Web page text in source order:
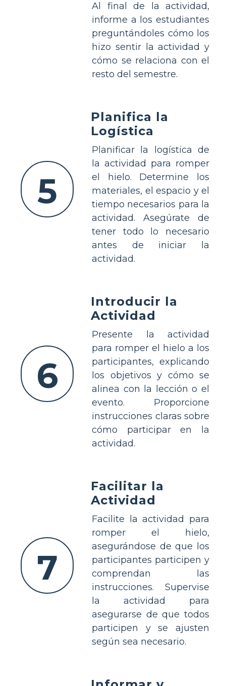
Al final de la actividad,
informe a los estudiantes
preguntándoles cómo los
hizo sentir la actividad y
cómo se relaciona con el
resto del semestre.
5
Planifica la
Logística
Planificar la logística de
la actividad para romper
el hielo. Determine los
materiales, el espacio y el
tiempo necesarios para la
actividad. Asegúrate de
tener todo lo necesario
antes de iniciar la
actividad.
6
Introducir la
Actividad
Presente la actividad
para romper el hielo a los
participantes, explicando
los objetivos y cómo se
alinea con la lección o el
evento. Proporcione
instrucciones claras sobre
cómo participar en la
actividad.
7
Facilitar la
Actividad
Facilite la actividad para
romper el hielo,
asegurándose de que los
participantes participen y
comprendan las
instrucciones. Supervise
la actividad para
asegurarse de que todos
participen y se ajusten
según sea necesario.